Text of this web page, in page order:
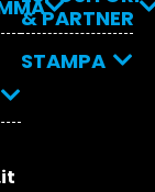
& PARTNER
Espositori
STAMPA